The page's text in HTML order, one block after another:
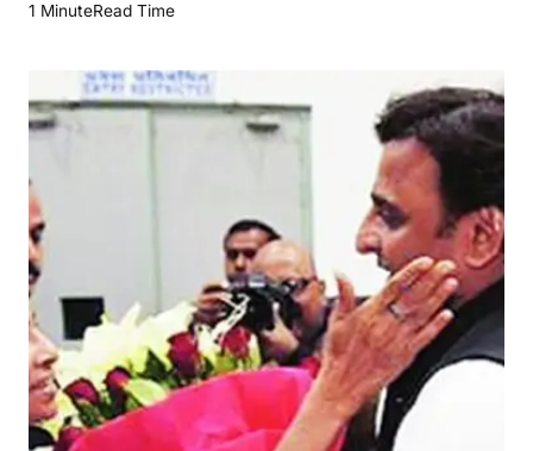
के
ख्रे
मे
में
झ
ल
की
म
म
ता
की
म
1 MinuteRead Time